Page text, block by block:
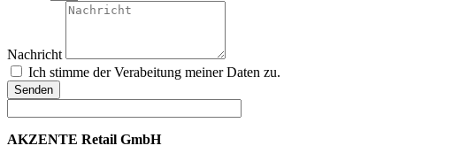
Nachricht
Ich stimme der Verabeitung meiner Daten zu.
Senden
AKZENTE Retail GmbH